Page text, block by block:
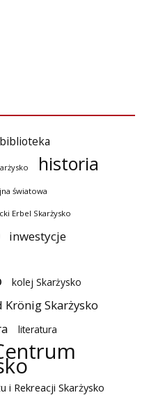
biblioteka
historia
światowa
Erbel Skarżysko
inwestycje
kolej Skarżysko
Krönig Skarżysko
literatura
i Rekreacji Skarżysko